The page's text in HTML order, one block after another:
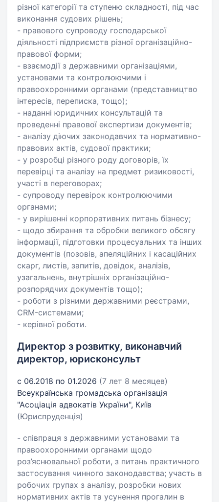
різної категорії та ступеню складності, під час
виконання судових рішень;
- правового супроводу господарської
діяльності підприємств різної організаційно-
правової форми;
- взаємодії з державними організаціями,
установами та контролюючими і
правоохоронними органами (представництво
інтересів, переписка, тощо);
- наданні юридичних консультацій та
проведенні правової експертизи документів;
- аналізу діючих законодавчих та нормативно-
правових актів, судової практики;
- у розробці різного роду договорів, їх
перевірці та аналізу на предмет ризиковості,
участі в переговорах;
- супроводу перевірок контролюючими
органами;
- у вирішенні корпоративних питань бізнесу;
- щодо збирання та обробки великого обсягу
інформації, підготовки процесуальних та інших
документів (позовів, апеляційних і касаційних
скарг, листів, запитів, довідок, аналізів,
узагальнень, внутрішніх організаційно-
розпорядчих документів тощо);
- роботи з різними державними реєстрами,
CRM-системами;
- керівної роботи.
Директор з розвитку, виконавчий
директор, юрисконсульт
с 06.2018 по 01.2026 (7 лет 8 месяцев)
Всеукраїнська громадська організація
"Асоціація адвокатів України", Київ
(Юриспруденція)
- співпраця з державними установами та
правоохоронними органами щодо
роз’яснювальної роботи, з питань практичного
застосування чинного законодавства; участь в
робочих групах з аналізу, розробки нових
нормативних актів та усунення прогалин в